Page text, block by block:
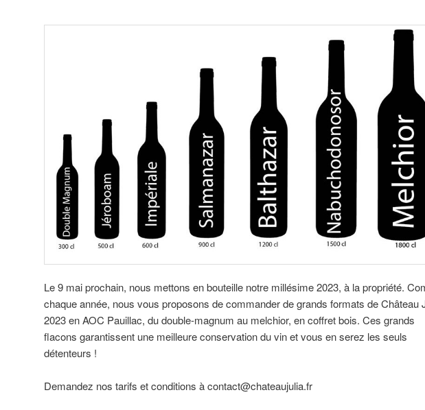
Le 9 mai prochain, nous mettons en bouteille notre millésime 2023, à la propriété.
chaque année, nous vous proposons de commander de grands formats de Château
2023 en AOC Pauillac, du double-magnum au melchior, en coffret bois. Ces grands
flacons garantissent une meilleure conservation du vin et vous en serez les seuls
détenteurs !
Demandez nos tarifs et conditions à contact@chateaujulia.fr